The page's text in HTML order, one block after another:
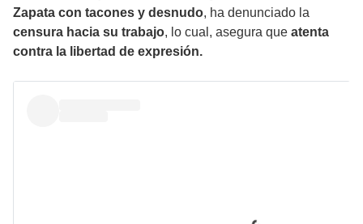
Zapata con tacones y desnudo, ha denunciado la
censura hacia su trabajo, lo cual, asegura que atenta
contra la libertad de expresión.